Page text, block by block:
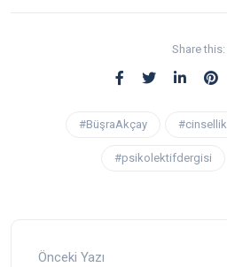
Share this:
#BüşraAkçay #cinsellik
#psikolektifdergisi
Önceki Yazı